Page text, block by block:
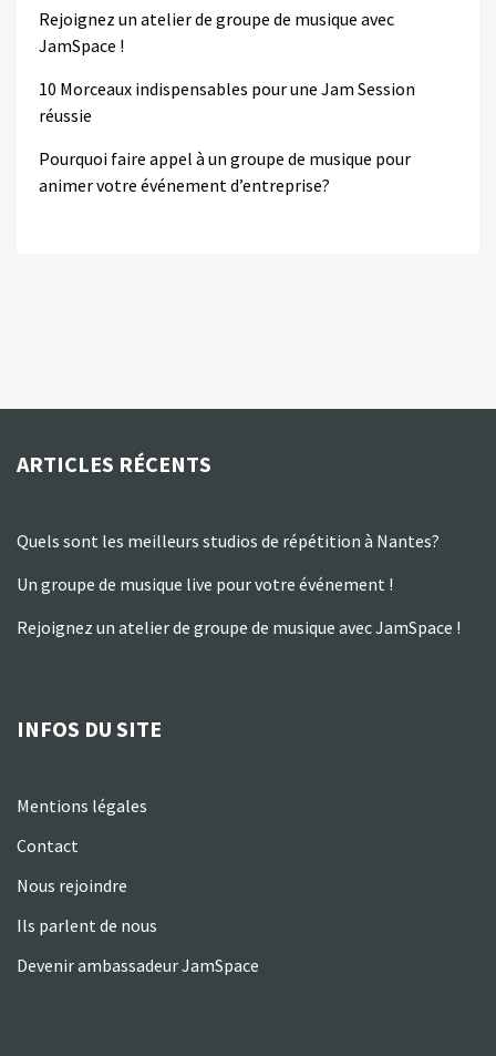
Rejoignez un atelier de groupe de musique avec
JamSpace !
10 Morceaux indispensables pour une Jam Session
réussie
Pourquoi faire appel à un groupe de musique pour
animer votre événement d’entreprise?
ARTICLES RÉCENTS
Quels sont les meilleurs studios de répétition à Nantes?
Un groupe de musique live pour votre événement !
Rejoignez un atelier de groupe de musique avec JamSpace !
INFOS DU SITE
Mentions légales
Contact
Nous rejoindre
Ils parlent de nous
Devenir ambassadeur JamSpace